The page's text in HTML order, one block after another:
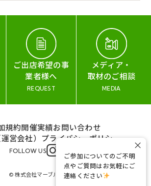
ご出店希望の事
業者様へ
REQUEST
メディア・
取材のご相談
MEDIA
規約開催実績お問い合わせ
営会社） プライバシーポリシー
FOLLOW US
© 株式会社マーブル&コー
ご参加についてのご不明
点やご質問はお気軽にご
連絡ください
×